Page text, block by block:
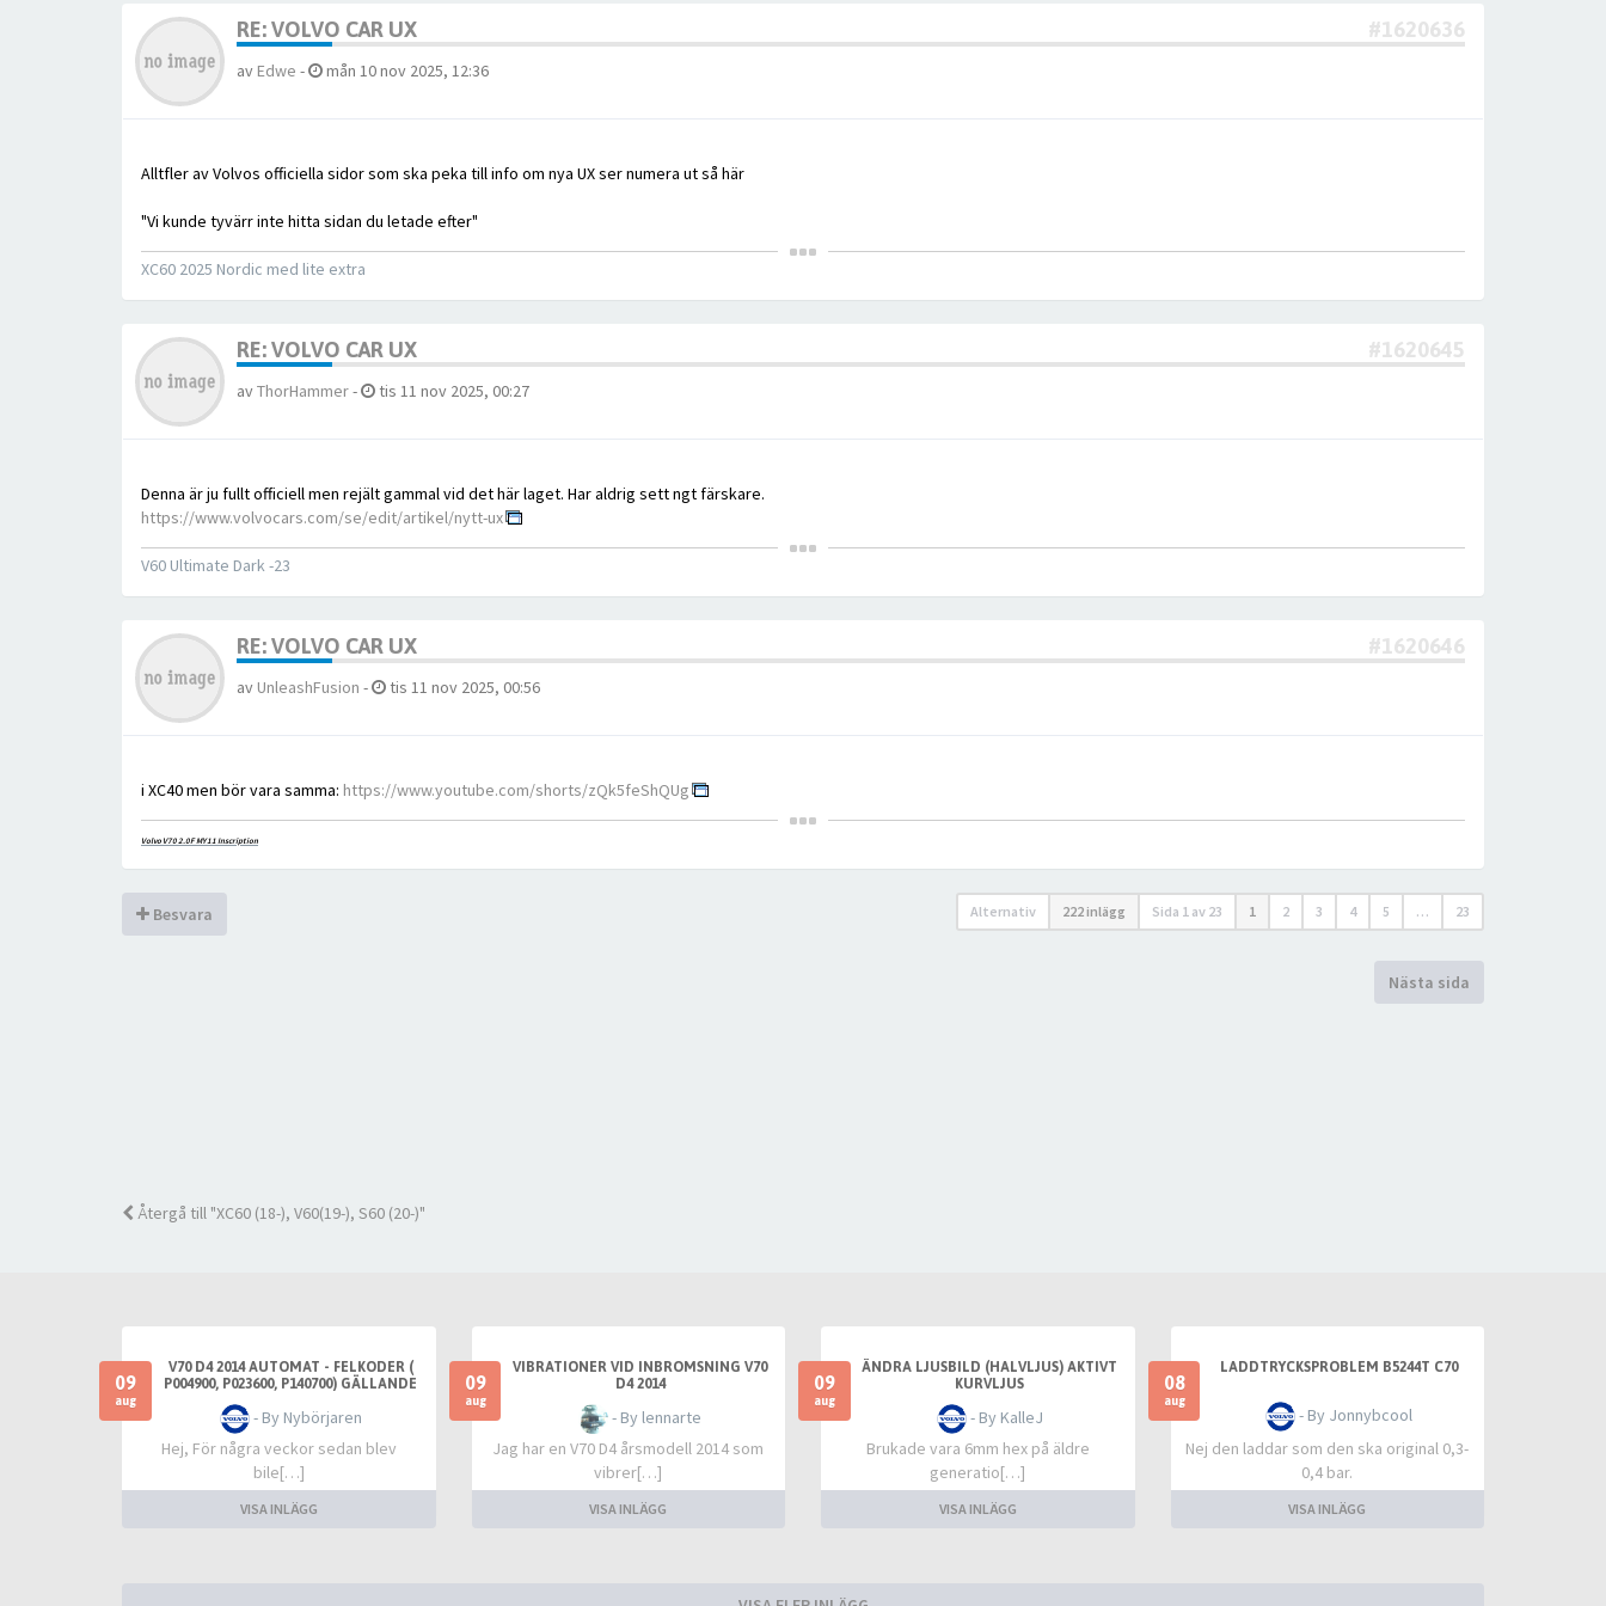
RE: VOLVO CAR UX #1620636
av Edwe - mån 10 nov 2025, 12:36
Alltfler av Volvos officiella sidor som ska peka till info om nya UX ser numera ut så här
"Vi kunde tyvärr inte hitta sidan du letade efter"
XC60 2025 Nordic med lite extra
RE: VOLVO CAR UX #1620645
avThorHammer- tis 11 nov 2025, 00:27
Denna är ju fullt officiell men rejält gammal vid det här laget. Har aldrig sett ngt färskare.
https://www.volvocars.com/se/edit/artikel/nytt-ux
V60 Ultimate Dark -23
RE: VOLVO CAR UX #1620646
av UnleashFusion - tis 11 nov 2025, 00:56
i XC40 men bör vara samma: https://www.youtube.com/shorts/zQk5feShQUg
Volvo V70 2.0F MY11 Inscription
Besvara Alternativ 222 inlägg Sida 1 av 23 1 2 3 4 5 … 23
Nästa sida
Återgå till "XC60 (18-), V60(19-), S60 (20-)"
09
aug
V70 D4 2014 AUTOMAT - FELKODER (
P004900, P023600, P140700) GÄLLANDE
- By Nybörjaren
Hej, För några veckor sedan blev
bile[…]
VISA INLÄGG
09
aug
VIBRATIONER VID INBROMSNING V70
D4 2014
- By lennarte
Jag har en V70 D4 årsmodell 2014 som
vibrer[…]
VISA INLÄGG
09
aug
ÄNDRA LJUSBILD (HALVLJUS) AKTIVT
KURVLJUS
- By KalleJ
Brukade vara 6mm hex på äldre
generatio[…]
VISA INLÄGG
08
aug
LADDTRYCKSPROBLEM B5244T C70
- By Jonnybcool
Nej den laddar som den ska original 0,3-
0,4 bar.
VISA INLÄGG